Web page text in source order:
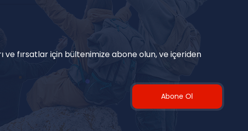
ve fırsatlar için bültenimize abone olun, ve içeriden
Abone Ol